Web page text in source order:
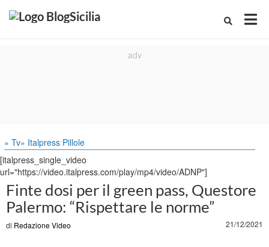
» Tv» Italpress Pillole
[italpress_single_video
url="https://video.italpress.com/play/mp4/video/ADNP"]
Finte dosi per il green pass, Questore
Palermo: “Rispettare le norme”
di Redazione Video 21/12/2021